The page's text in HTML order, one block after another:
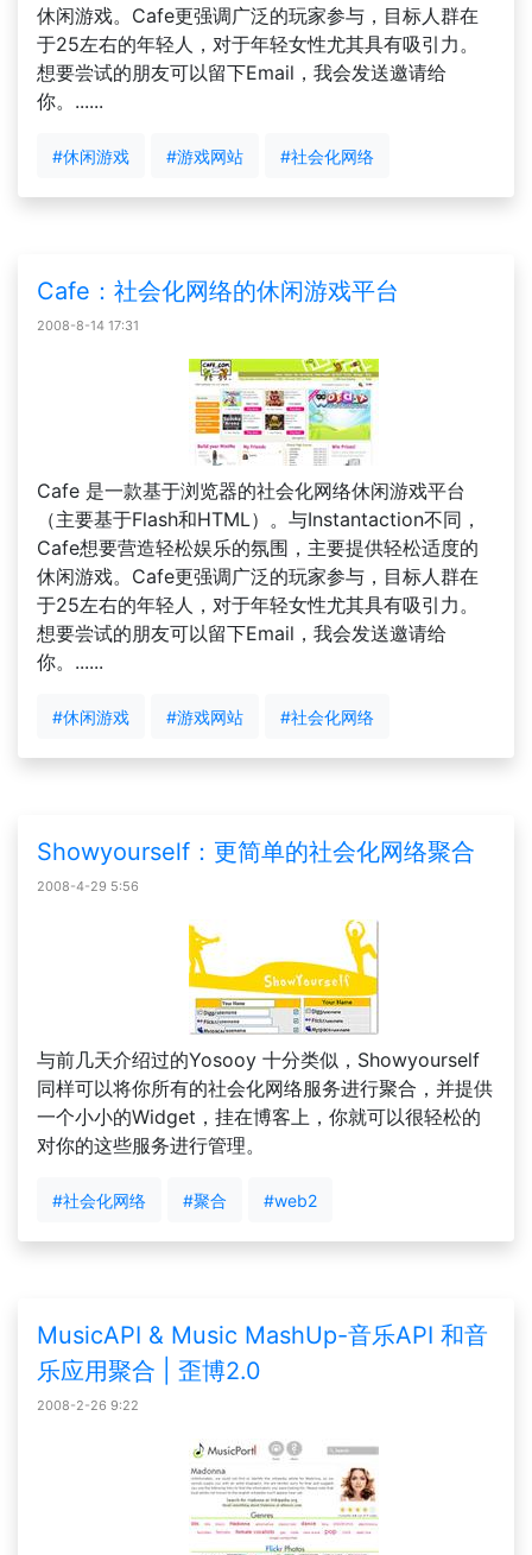
休闲游戏。Cafe更强调广泛的玩家参与，目标人群在
于25左右的年轻人，对于年轻女性尤其具有吸引力。
想要尝试的朋友可以留下Email，我会发送邀请给
你。......
#休闲游戏 #游戏网站 #社会化网络
Cafe：社会化网络的休闲游戏平台
2008-8-14 17:31
Cafe 是一款基于浏览器的社会化网络休闲游戏平台
（主要基于Flash和HTML）。与Instantaction不同，
Cafe想要营造轻松娱乐的氛围，主要提供轻松适度的
休闲游戏。Cafe更强调广泛的玩家参与，目标人群在
于25左右的年轻人，对于年轻女性尤其具有吸引力。
想要尝试的朋友可以留下Email，我会发送邀请给
你。......
#休闲游戏 #游戏网站 #社会化网络
Showyourself：更简单的社会化网络聚合
2008-4-29 5:56
与前几天介绍过的Yosooy 十分类似，Showyourself
同样可以将你所有的社会化网络服务进行聚合，并提供
一个小小的Widget，挂在博客上，你就可以很轻松的
对你的这些服务进行管理。
#社会化网络 #聚合 #web2
MusicAPI & Music MashUp-音乐API 和音
乐应用聚合 | 歪博2.0
2008-2-26 9:22